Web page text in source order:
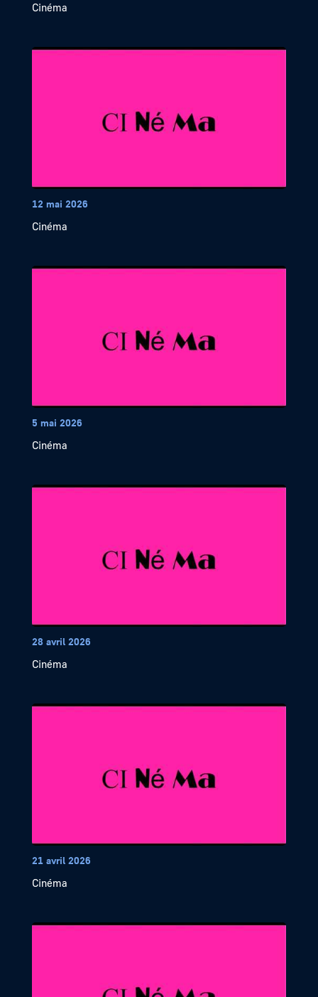
Cinéma
12 mai 2026
Cinéma
5 mai 2026
Cinéma
28 avril 2026
Cinéma
21 avril 2026
Cinéma